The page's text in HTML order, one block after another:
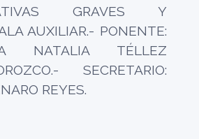
GRAVES Y
AUXILIAR.- PONENTE:
NATALIA TÉLLEZ
SECRETARIO:
REYES.